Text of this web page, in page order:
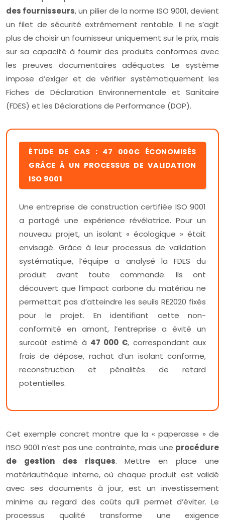
des fournisseurs, un pilier de la norme ISO 9001, devient
un filet de sécurité extrêmement rentable. Il ne s’agit
plus de choisir un fournisseur uniquement sur le prix, mais
sur sa capacité à fournir des produits conformes avec
les preuves documentaires adéquates. Le système
impose d’exiger et de vérifier systématiquement les
Fiches de Déclaration Environnementale et Sanitaire
(FDES) et les Déclarations de Performance (DOP).
ÉTUDE DE CAS : 47 000€ ÉCONOMISÉS
GRÂCE À UN PROCESSUS DE VALIDATION
ISO 9001
Une entreprise de construction certifiée ISO 9001
a partagé une expérience révélatrice. Pour un
nouveau projet, un isolant « écologique » était
envisagé. Grâce à leur processus de validation
systématique, l’équipe a analysé la FDES du
produit avant toute commande. Ils ont
découvert que l’impact carbone du matériau ne
permettait pas d’atteindre les seuils RE2020 fixés
pour le projet. En identifiant cette non-
conformité en amont, l’entreprise a évité un
surcoût estimé à 47 000 €, correspondant aux
frais de dépose, rachat d’un isolant conforme,
reconstruction et pénalités de retard
potentielles.
Cet exemple concret montre que la « paperasse » de
l’ISO 9001 n’est pas une contrainte, mais une procédure
de gestion des risques. Mettre en place une
matériauthèque interne, où chaque produit est validé
avec ses documents à jour, est un investissement
minime au regard des coûts qu’il permet d’éviter. Le
processus qualité transforme une exigence